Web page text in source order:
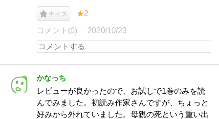
ナイス ★2
コメント(0) 2020/10/23
かなっち
レビューが良かったので、お試しで1巻のみを読
んでみました。初読み作家さんですが、ちょっと
好みから外れていました。母親の死という重い出